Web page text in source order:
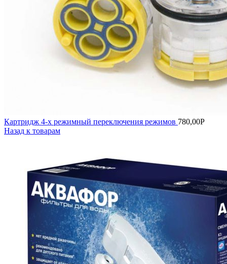
Картридж 4-х режимный переключения режимов 780,00Р
Назад к товарам